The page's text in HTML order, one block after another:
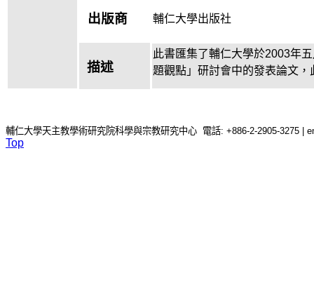
出版商 輔仁大學出版社
描述
此書匯集了輔仁大學於2003年
題觀點」研討會中的發表論文，
輔仁大學天主教學術研究院科學與宗教研究中心 電話: +886-2-2905-3275 |
Top